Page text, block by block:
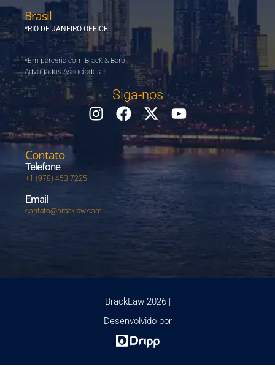
Brasil
*RIO DE JANEIRO OFFICE:
*Em parceria com Brack & Barbi
Advogados Associados
Siga-nos
Contato
Telefone
+1 (978) 453 7225
Email
contato@bracklaw.com
BrackLaw 2026 |
Desenvolvido por